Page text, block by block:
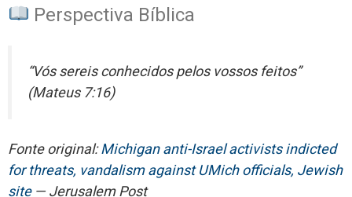
Perspectiva Bíblica
“Vós sereis conhecidos pelos vossos feitos”
(Mateus 7:16)
Fonte original:Michigan anti-Israel activists indicted
for threats, vandalism against UMich officials, Jewish
site— Jerusalem Post